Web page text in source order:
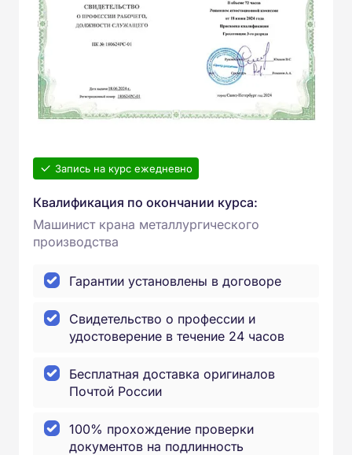
Запись на курс ежедневно
Квалификация по окончании курса:
Машинист крана металлургического
производства
Гарантии установлены в договоре
Свидетельство о профессии и
удостоверение в течение 24 часов
Бесплатная доставка оригиналов
Почтой России
100% прохождение проверки
документов на подлинность